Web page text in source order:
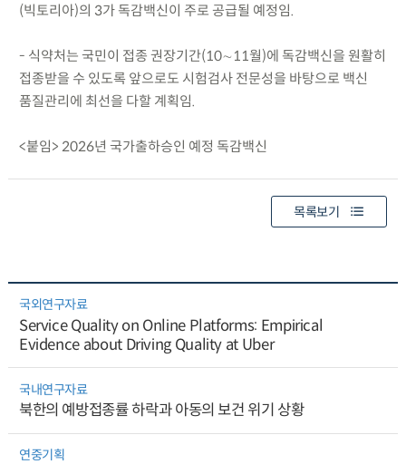
(빅토리아)의 3가 독감백신이 주로 공급될 예정임.
- 식약처는 국민이 접종 권장기간(10∼11월)에 독감백신을 원활히
접종받을 수 있도록 앞으로도 시험검사 전문성을 바탕으로 백신
품질관리에 최선을 다할 계획임.
<붙임> 2026년 국가출하승인 예정 독감백신
목록보기
국외연구자료
Service Quality on Online Platforms: Empirical
Evidence about Driving Quality at Uber
국내연구자료
북한의 예방접종률 하락과 아동의 보건 위기 상황
연중기획